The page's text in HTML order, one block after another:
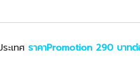
ะเทศ ราคาPromotion 290 บาทต่